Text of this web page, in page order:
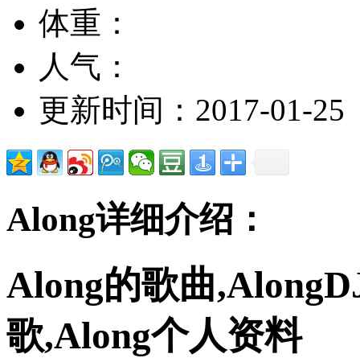
体重：
人气：
更新时间：2017-01-25
Along详细介绍：
Along的歌曲
歌,Along个人资料